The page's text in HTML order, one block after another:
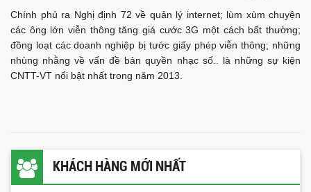
Chính phủ ra Nghị định 72 về quản lý internet; lùm xùm chuyện
các ông lớn viễn thông tăng giá cước 3G một cách bất thường;
đồng loạt các doanh nghiệp bị tước giấy phép viễn thông; những
nhùng nhằng về vấn đề bản quyền nhạc số.. là những sự kiện
CNTT-VT nổi bật nhất trong năm 2013.
KHÁCH HÀNG MỚI NHẤT